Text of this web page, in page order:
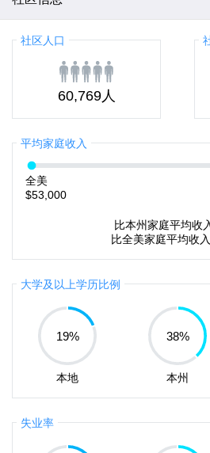
社区人口
60,769人
平均家庭收入
全美
$53,000
比本州家庭平均收
比全美家庭平均收
大学及以上学历比例
19%
本地
38%
本州
失业率